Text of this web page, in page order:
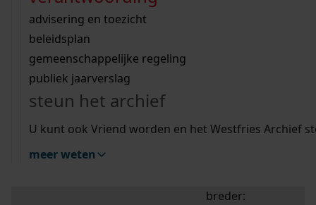
bouwvergunningen
omgevingsvergunningen
vergunningen
beeld en geluid
uitleg nodig?
Wij helpen u op weg met een aantal zoektips.
bekijk alle zoektips
Wij helpen u op weg met een aantal zoektips.
bekijk alle zoektips
bekijk ons geschiedenislokaal
advisering en toezicht
beleidsplan
gemeenschappelijke regeling
publiek jaarverslag
steun het archief
U kunt ook Vriend worden en het Westfries Archief
meer weten
zoektips
Mijn Studiezaal (inloggen)
uw zoekopdracht te
breder: